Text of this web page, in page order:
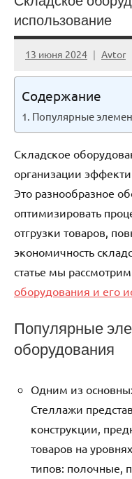
использование
13 июня 2024 Avtor
Содержание
Популярные
Складское
организации
Это разнообразное
оптимизировать
отгрузки товаров,
экономичность
статье мы
оборудования и его
Популярные
оборудования
Одним из
Стеллажи
конструкции,
товаров на
типов: полочные,